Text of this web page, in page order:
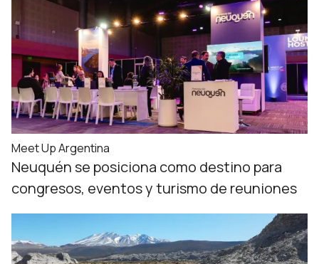
Meet Up Argentina
Neuquén se posiciona como destino para
congresos, eventos y turismo de reuniones